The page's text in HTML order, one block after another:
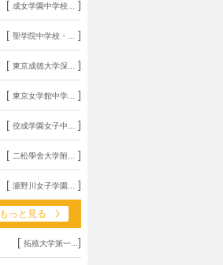
[ 成女学園中学校... ]
[ 聖学院中学校・... ]
[ 東京成徳大学深... ]
[ 東京女学館中学... ]
[ 佼成学園女子中... ]
[ 二松學舍大学附... ]
[ 瀧野川女子学園... ]
もっと見る
[ 拓殖大学第一... ]